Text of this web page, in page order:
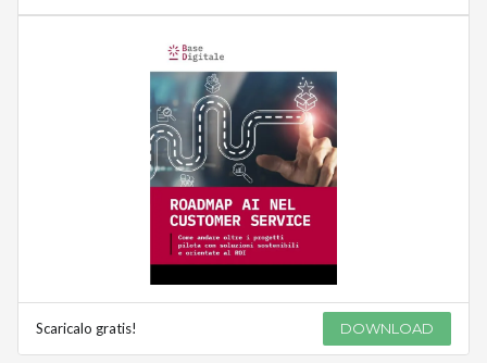
Scaricalo gratis! DOWNLOAD